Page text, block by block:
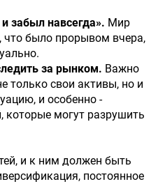
забыл навсегда». Мир
что было прорывом вчера,
за рынком. Важно
только свои активы, но и
и особенно -
которые могут разрушить
и к ним должен быть
постоянное